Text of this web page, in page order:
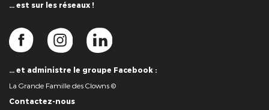
… est sur les réseaux !
… et administre le groupe Facebook :
La Grande Famille des Clowns ©
Contactez-nous